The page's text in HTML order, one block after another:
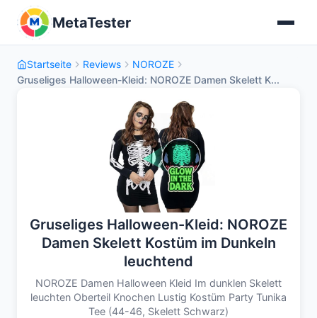
MetaTester
Startseite Reviews
NOROZE
Gruseliges Halloween-Kleid: NOROZE Damen Skelett K...
Gruseliges Halloween-Kleid: NOROZE
Damen Skelett Kostüm im Dunkeln
leuchtend
NOROZE Damen Halloween Kleid Im dunklen Skelett
leuchten Oberteil Knochen Lustig Kostüm Party Tunika
Tee (44-46, Skelett Schwarz)